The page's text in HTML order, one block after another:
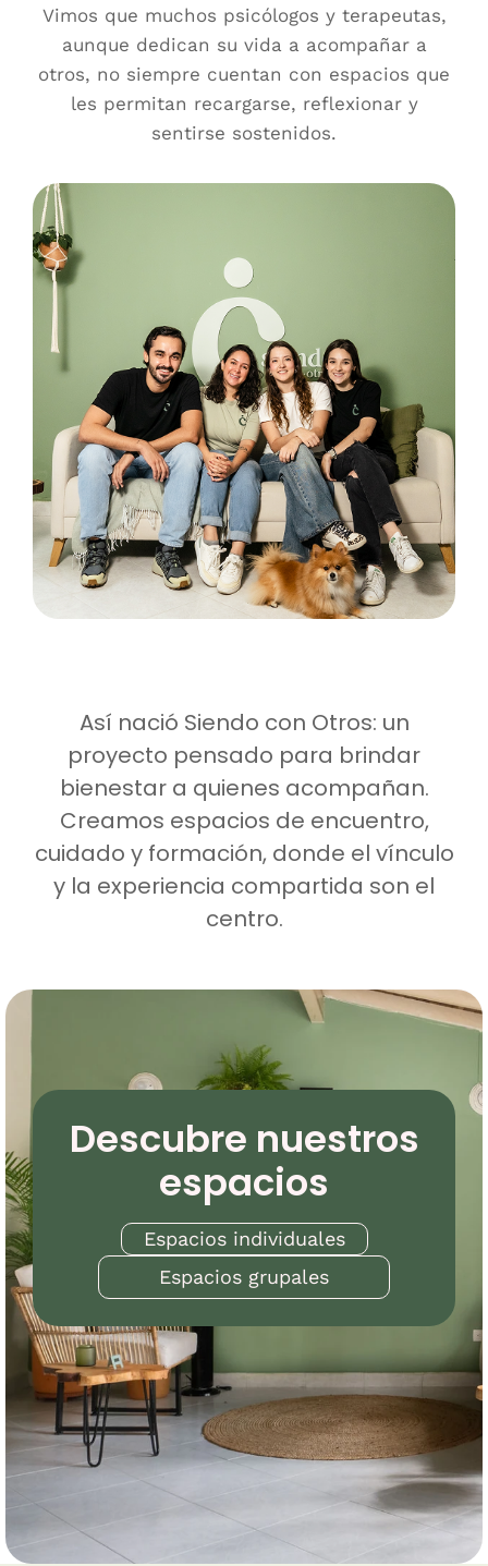
Vimos que muchos psicólogos y terapeutas,
aunque dedican su vida a acompañar a
otros, no siempre cuentan con espacios que
les permitan recargarse, reflexionar y
sentirse sostenidos.
Así nació Siendo con Otros: un
proyecto pensado para brindar
bienestar a quienes acompañan.
Creamos espacios de encuentro,
cuidado y formación, donde el vínculo
y la experiencia compartida son el
centro.
Descubre nuestros
espacios
Espacios individuales
Espacios grupales